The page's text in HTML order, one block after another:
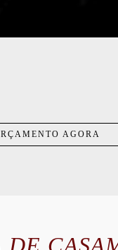
AGORA